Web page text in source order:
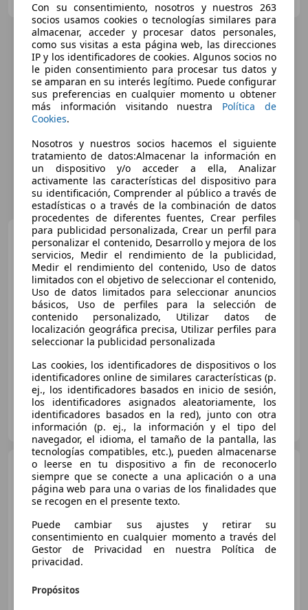
Volvo XC60D3 Momentum
AWD Aut.
€ 12.899
Buen precio
06/2011 104.000 km Diésel 120 kW (163 CV)
GARAGE CLUB
ES-8520 LLERONA
Volvo XC60 D3 Kinetic 150
€ 13.102
Buenprecio
Con su consentimiento, nosotros y nuestros 263
socios usamos cookies o tecnologías similares para
almacenar, acceder y procesar datos personales,
como sus visitas a esta página web, las direcciones
IP y los identificadores de cookies. Algunos socios no
le piden consentimiento para procesar tus datos y
se amparan en su interés legítimo. Puede configurar
sus preferencias en cualquier momento u obtener
más información visitando nuestra Política de
Cookies.
Nosotros y nuestros socios hacemos el siguiente
tratamiento de datos:Almacenar la información en
un dispositivo y/o acceder a ella, Analizar
activamente las características del dispositivo para
su identificación, Comprender al público a través de
estadísticas o a través de la combinación de datos
procedentes de diferentes fuentes, Crear perfiles
para publicidad personalizada, Crear un perfil para
personalizar el contenido, Desarrollo y mejora de los
servicios, Medir el rendimiento de la publicidad,
Medir el rendimiento del contenido, Uso de datos
limitados con el objetivo de seleccionar el contenido,
Uso de datos limitados para seleccionar anuncios
básicos, Uso de perfiles para la selección de
contenido personalizado, Utilizar datos de
localización geográfica precisa, Utilizar perfiles para
seleccionar la publicidad personalizada
Las cookies, los identificadores de dispositivos o los
identificadores online de similares características (p.
ej., los identificadores basados en inicio de sesión,
los identificadores asignados aleatoriamente, los
identificadores basados en la red), junto con otra
información (p. ej., la información y el tipo del
navegador, el idioma, el tamaño de la pantalla, las
tecnologías compatibles, etc.), pueden almacenarse
o leerse en tu dispositivo a fin de reconocerlo
siempre que se conecte a una aplicación o a una
página web para una o varias de los finalidades que
se recogen en el presente texto.
Puede cambiar sus ajustes y retirar su
consentimiento en cualquier momento a través del
Gestor de Privacidad en nuestra Política de
privacidad.
Propósitos